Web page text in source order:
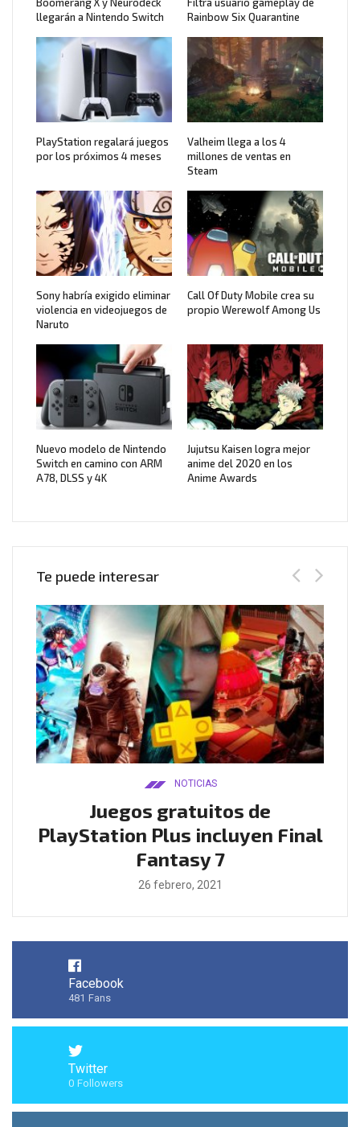
llegarán a Nintendo Switch
Rainbow Six Quarantine
PlayStation regalará juegos
por los próximos 4 meses
Valheim llega a los 4
millones de ventas en
Steam
Sony habría exigido eliminar
violencia en videojuegos de
Naruto
Call Of Duty Mobile crea su
propio Werewolf Among Us
Nuevo modelo de Nintendo
Switch en camino con ARM
A78, DLSS y 4K
Jujutsu Kaisen logra mejor
anime del 2020 en los
Anime Awards
Te puede interesar
NOTICIAS
Juegos gratuitos de
PlayStation Plus incluyen Final
Fantasy 7
26 febrero, 2021
Facebook
481 Fans
Twitter
0 Followers